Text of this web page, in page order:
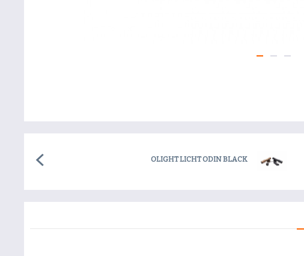
OLIGHT LICHT ODIN BLACK